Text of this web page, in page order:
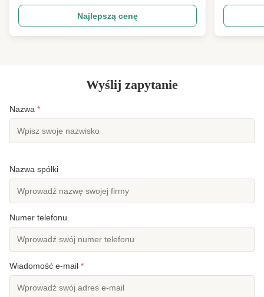
separatorach baterii i produkcji papieru specjalnego
Specyfikacje:1.5D×6MM (wykonalne) Przegląd
produktu Nasze 1,5D × 6MM wrodzone oporowe
Najlepszą cenę
na
Wyślij zapytanie
Nazwa *
Nazwa spółki
Numer telefonu
Wiadomość e-mail *